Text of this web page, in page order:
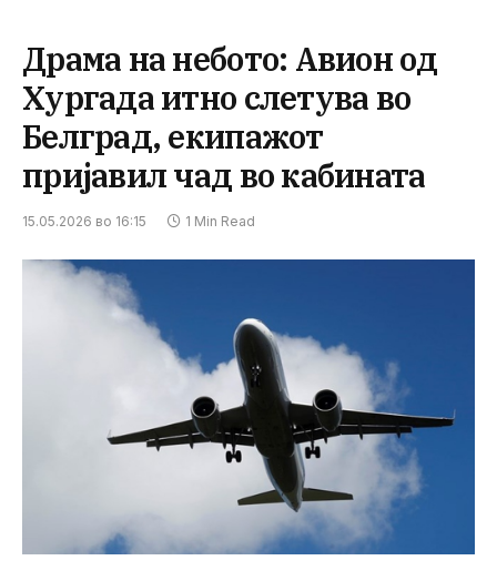
Драма на небото: Авион од
Хургада итно слетува во
Белград, екипажот
пријавил чад во кабината
15.05.2026 во 16:15 1 Min Read